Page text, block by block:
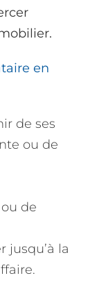
en
de ses
ou de
de
jusqu’à la